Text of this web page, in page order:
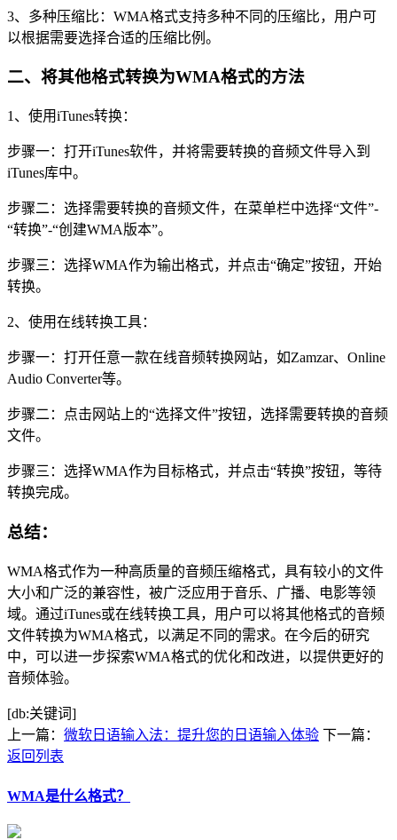
3、多种压缩比：WMA格式支持多种不同的压缩比，用户可
以根据需要选择合适的压缩比例。
二、将其他格式转换为WMA格式的方法
1、使用iTunes转换：
步骤一：打开iTunes软件，并将需要转换的音频文件导入到
iTunes库中。
步骤二：选择需要转换的音频文件，在菜单栏中选择“文件”-
“转换”-“创建WMA版本”。
步骤三：选择WMA作为输出格式，并点击“确定”按钮，开始
转换。
2、使用在线转换工具：
步骤一：打开任意一款在线音频转换网站，如Zamzar、Online
Audio Converter等。
步骤二：点击网站上的“选择文件”按钮，选择需要转换的音频
文件。
步骤三：选择WMA作为目标格式，并点击“转换”按钮，等待
转换完成。
总结：
WMA格式作为一种高质量的音频压缩格式，具有较小的文件
大小和广泛的兼容性，被广泛应用于音乐、广播、电影等领
域。通过iTunes或在线转换工具，用户可以将其他格式的音频
文件转换为WMA格式，以满足不同的需求。在今后的研究
中，可以进一步探索WMA格式的优化和改进，以提供更好的
音频体验。
[db:关键词]
上一篇： 微软日语输入法：提升您的日语输入体验 下一篇：
返回列表
WMA是什么格式？